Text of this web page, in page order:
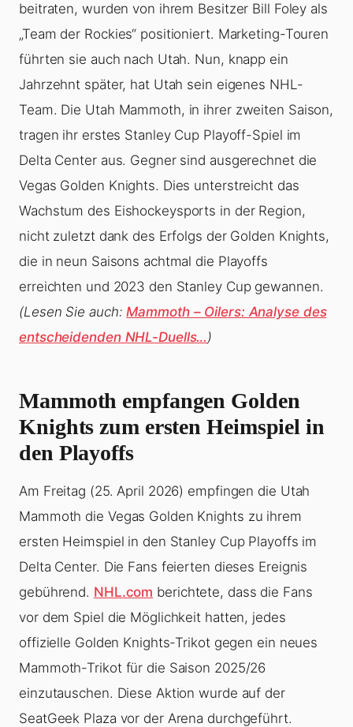
beitraten, wurden von ihrem Besitzer Bill Foley als
„Team der Rockies“ positioniert. Marketing-Touren
führten sie auch nach Utah. Nun, knapp ein
Jahrzehnt später, hat Utah sein eigenes NHL-
Team. Die Utah Mammoth, in ihrer zweiten Saison,
tragen ihr erstes Stanley Cup Playoff-Spiel im
Delta Center aus. Gegner sind ausgerechnet die
Vegas Golden Knights. Dies unterstreicht das
Wachstum des Eishockeysports in der Region,
nicht zuletzt dank des Erfolgs der Golden Knights,
die in neun Saisons achtmal die Playoffs
erreichten und 2023 den Stanley Cup gewannen.
(Lesen Sie auch:Mammoth – Oilers: Analyse des
entscheidenden NHL-Duells…)
Mammoth empfangen Golden
Knights zum ersten Heimspiel in
den Playoffs
Am Freitag (25. April 2026) empfingen die Utah
Mammoth die Vegas Golden Knights zu ihrem
ersten Heimspiel in den Stanley Cup Playoffs im
Delta Center. Die Fans feierten dieses Ereignis
gebührend. NHL.com berichtete, dass die Fans
vor dem Spiel die Möglichkeit hatten, jedes
offizielle Golden Knights-Trikot gegen ein neues
Mammoth-Trikot für die Saison 2025/26
einzutauschen. Diese Aktion wurde auf der
SeatGeek Plaza vor der Arena durchgeführt.